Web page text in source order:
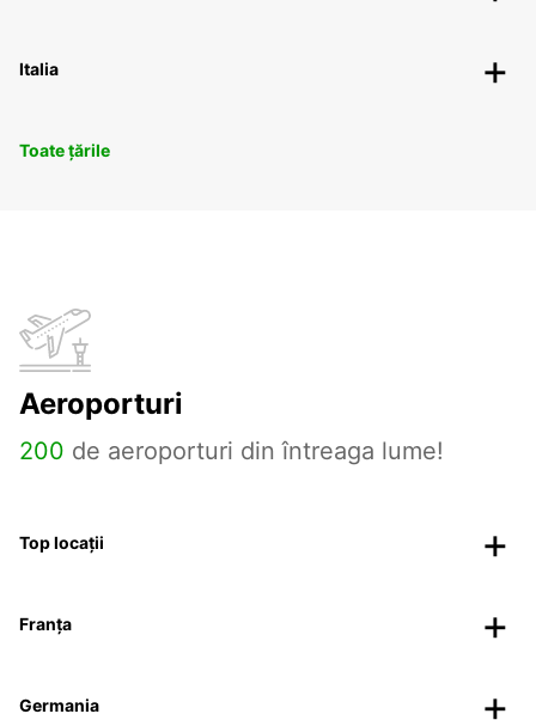
Italia
Toate țările
Aeroporturi
200 de aeroporturi din întreaga lume!
Top locații
Franța
Germania